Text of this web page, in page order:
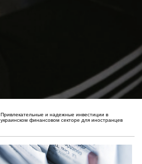
Привлекательные и надежные инвестиции в
украинском финансовом секторе для иностранцев